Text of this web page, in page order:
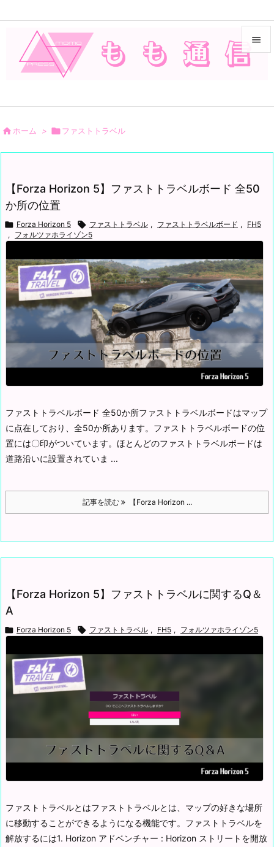


サイド

 ホーム > ファストトラベル
【Forza Horizon 5】ファストトラベルボード 全50
か所の位置
 Forza Horizon 5  ファストトラベル , ファストトラベルボード ,
FH5
,
フォルツァホライゾン5
ファストトラベルボード 全50か所ファストトラベルボードはマップ
に点在しており、全50か所あります。 ファストトラベルボードの位
置には〇印がついています。 ほとんどのファストトラベルボードは
道路沿いに設置されていま ...
記事を読む 【Forza Horizon ...
【Forza Horizon 5】ファストトラベルに関するQ＆
A
 Forza Horizon 5  ファストトラベル , FH5 , フォルツァホライゾン5
ファストトラベルとはファストトラベルとは、マップの好きな場所
に移動することができるようになる機能です。 ファストトラベルを
解放するには1. Horizon アドベンチャー : Horizon ストリートを開放